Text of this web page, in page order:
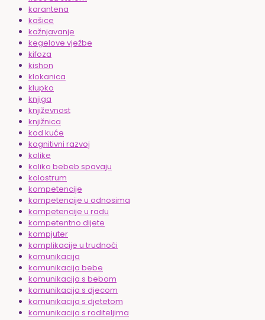
karantena
kašice
kažnjavanje
kegelove vježbe
kifoza
kishon
klokanica
klupko
knjiga
književnost
knjižnica
kod kuće
kognitivni razvoj
kolike
koliko bebeb spavaju
kolostrum
kompetencije
kompetencije u odnosima
kompetencije u radu
kompetentno dijete
kompjuter
komplikacije u trudnoći
komunikacija
komunikacija bebe
komunikacija s bebom
komunikacija s djecom
komunikacija s djetetom
komunikacija s roditeljima